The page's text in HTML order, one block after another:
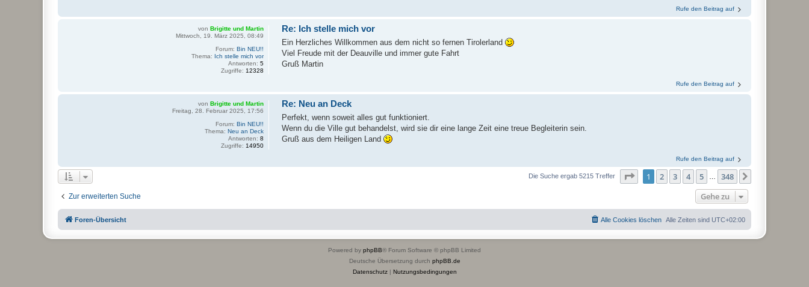
Rufe den Beitrag auf
von Brigitte und Martin
Mittwoch, 19. März 2025, 08:49
Forum: Bin NEU!!
Thema: Ich stelle mich vor
Antworten: 5
Zugriffe: 12328
Re: Ich stelle mich vor
Ein Herzliches Willkommen aus dem nicht so fernen Tirolerland
Viel Freude mit der Deauville und immer gute Fahrt
Gruß Martin
Rufe den Beitrag auf
von Brigitte und Martin
Freitag, 28. Februar 2025, 17:56
Forum: Bin NEU!!
Thema: Neu an Deck
Antworten: 8
Zugriffe: 14950
Re: Neu an Deck
Perfekt, wenn soweit alles gut funktioniert.
Wenn du die Ville gut behandelst, wird sie dir eine lange Zeit eine treue Begleiterin sein.
Gruß aus dem Heiligen Land
Rufe den Beitrag auf
Die Suche ergab 5215 Treffer Seite von348
1 2 3 4 5 348
Zur erweiterten Suche Gehe zu
Foren-Übersicht Alle Zeiten sind UTC+02:00
Alle Cookies löschen
Powered by phpBB® Forum Software © phpBB Limited
Deutsche Übersetzung durch phpBB.de
Datenschutz| Nutzungsbedingungen